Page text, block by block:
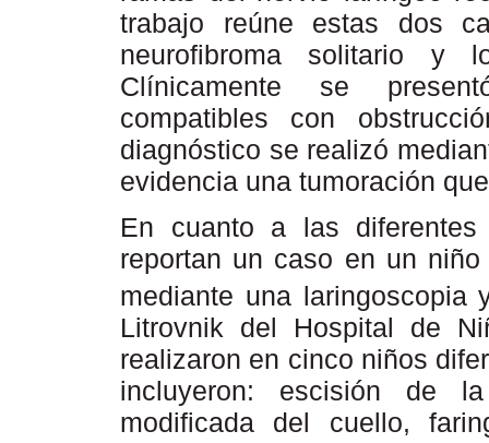
trabajo reúne estas dos
neurofibroma solitario y
Clínicamente se
compatibles con
diagnóstico se realizó
evidencia una tumoración
En cuanto a las
reportan un caso en un
mediante una laringoscopia
Litrovnik del Hospital de
realizaron en cinco niños
incluyeron: escisión de
modificada del cuello,